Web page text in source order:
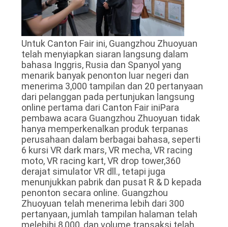
Untuk Canton Fair ini, Guangzhou Zhuoyuan
telah menyiapkan siaran langsung dalam
bahasa Inggris, Rusia dan Spanyol yang
menarik banyak penonton luar negeri dan
menerima 3,000 tampilan dan 20 pertanyaan
dari pelanggan pada pertunjukan langsung
online pertama dari Canton Fair iniPara
pembawa acara Guangzhou Zhuoyuan tidak
hanya memperkenalkan produk terpanas
perusahaan dalam berbagai bahasa, seperti
6 kursi VR dark mars, VR mecha, VR racing
moto, VR racing kart, VR drop tower,360
derajat simulator VR dll., tetapi juga
menunjukkan pabrik dan pusat R & D kepada
penonton secara online. Guangzhou
Zhuoyuan telah menerima lebih dari 300
pertanyaan, jumlah tampilan halaman telah